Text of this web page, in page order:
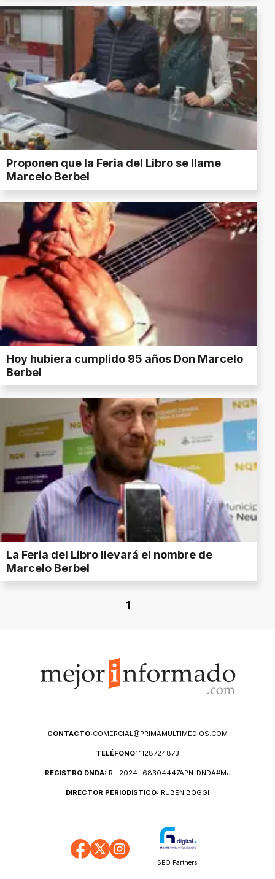
Proponen que la Feria del Libro se llame
Marcelo Berbel
Hoy hubiera cumplido 95 años Don Marcelo
Berbel
La Feria del Libro llevará el nombre de
Marcelo Berbel
1
CONTACTO:COMERCIAL@PRIMAMULTIMEDIOS.COM
TELÉFONO: 1128724873
REGISTRO DNDA: RL-2024- 68304447APN-DNDA#MJ
DIRECTOR PERIODÍSTICO: RUBÉN BOGGI
SEO Partners